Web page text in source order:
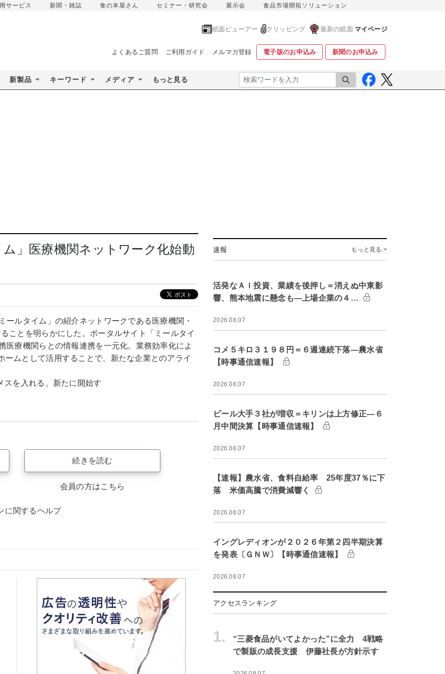
サービス 新聞・雑誌 食の本屋さん セミナー・研究会 展示会 食品市場開拓ソリューション
紙面ビューアー クリッピング 最新の紙面 マイページ
よくあるご質問 ご利用ガイド メルマガ登録 電子版のお申込み 新聞のお申込み
新製品 キーワード メディア もっと見る 検索
」医療機関ネットワーク化始動
ルタイム」の紹介ネットワークである医療機関・
ことを明らかにした。ポータルサイト「ミールタイ
医療機関らとの情報連携を一元化。業務効率化によ
ムとして活用することで、新たな企業とのアライ
スを入れる。新たに開始す
続きを読む
会員の方はこちら
に関するヘルプ
速報 もっと見る >
活発なＡＩ投資、業績を後押し＝消えぬ中東影
響、熊本地震に懸念も―上場企業の４…
2026.08.07
コメ５キロ３１９８円＝６週連続下落―農水省
【時事通信速報】
2026.08.07
ビール大手３社が増収＝キリンは上方修正―６
月中間決算【時事通信速報】
2026.08.07
【速報】農水省、食料自給率 25年度37％に下
落 米価高騰で消費減響く
2026.08.07
イングレディオンが２０２６年第２四半期決算
を発表〔ＧＮＷ〕【時事通信速報】
2026.08.07
アクセスランキング
1.
“三菱食品がいてよかった”に全力 4戦略
で製販の成長支援 伊藤社長が方針示す